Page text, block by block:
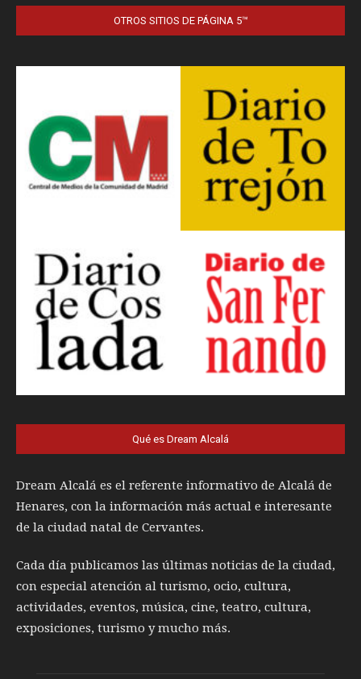
OTROS SITIOS DE PÁGINA 5™
Qué es Dream Alcalá
Dream Alcalá es el referente informativo de Alcalá de
Henares, con la información más actual e interesante
de la ciudad natal de Cervantes.
Cada día publicamos las últimas noticias de la ciudad,
con especial atención al turismo, ocio, cultura,
actividades, eventos, música, cine, teatro, cultura,
exposiciones, turismo y mucho más.